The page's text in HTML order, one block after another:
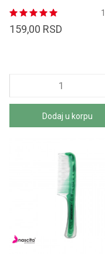
1
159,00 RSD
Dodaj u korpu